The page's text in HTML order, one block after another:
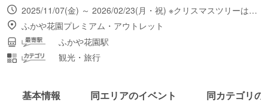
2025/11/07(金) ～ 2026/02/23(月・祝) ※クリスマスツリーは2025年12月25日(木)まで
ふかや花園プレミアム・アウトレット
ふかや花園駅
観光・旅行
基本情報 同エリアのイベント 同カテゴリの